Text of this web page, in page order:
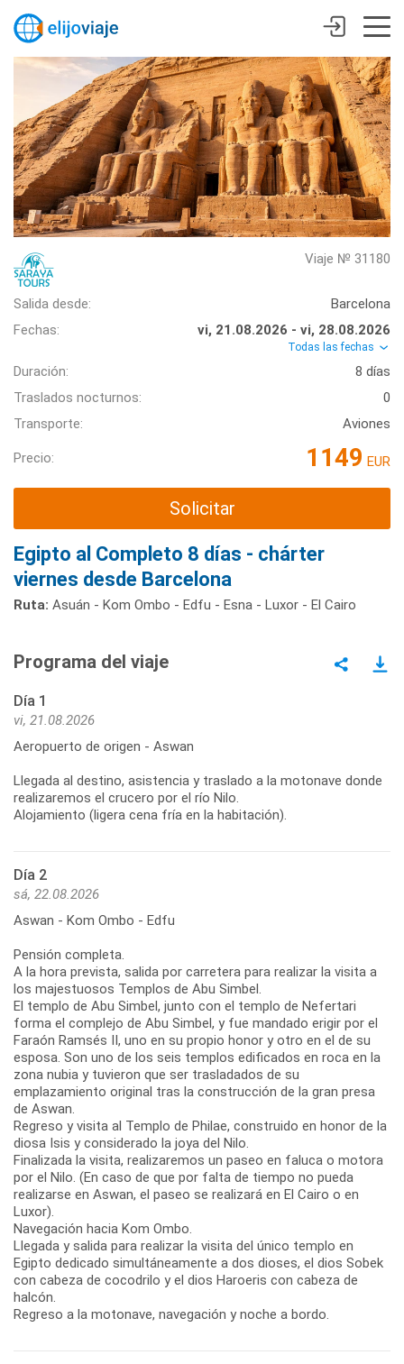
Viaje № 31180
Salida desde:
Barcelona
Fechas:
vi, 21.08.2026 - vi, 28.08.2026
Todas las fechas
Duración:
8 días
Traslados nocturnos:
0
Transporte:
Aviones
Precio: 1149 EUR
Solicitar
Egipto al Completo 8 días - chárter
viernes desde Barcelona
Ruta: Asuán - Kom Ombo - Edfu - Esna - Luxor - El Cairo
Programa del viaje
Día 1
vi, 21.08.2026
Aeropuerto de origen - Aswan
Llegada al destino, asistencia y traslado a la motonave donde
realizaremos el crucero por el río Nilo.
Alojamiento (ligera cena fría en la habitación).
Día 2
sá, 22.08.2026
Aswan - Kom Ombo - Edfu
Pensión completa.
A la hora prevista, salida por carretera para realizar la visita a
los majestuosos Templos de Abu Simbel.
El templo de Abu Simbel, junto con el templo de Nefertari
forma el complejo de Abu Simbel, y fue mandado erigir por el
Faraón Ramsés II, uno en su propio honor y otro en el de su
esposa. Son uno de los seis templos edificados en roca en la
zona nubia y tuvieron que ser trasladados de su
emplazamiento original tras la construcción de la gran presa
de Aswan.
Regreso y visita al Templo de Philae, construido en honor de la
diosa Isis y considerado la joya del Nilo.
Finalizada la visita, realizaremos un paseo en faluca o motora
por el Nilo. (En caso de que por falta de tiempo no pueda
realizarse en Aswan, el paseo se realizará en El Cairo o en
Luxor).
Navegación hacia Kom Ombo.
Llegada y salida para realizar la visita del único templo en
Egipto dedicado simultáneamente a dos dioses, el dios Sobek
con cabeza de cocodrilo y el dios Haroeris con cabeza de
halcón.
Regreso a la motonave, navegación y noche a bordo.